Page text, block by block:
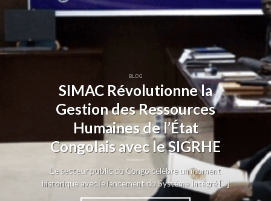
BLOG
SIMAC Révolutionne la
Gestion des Ressources
Humaines de l’État
Congolais avec le SIGRHE
Le secteur public du Congo célèbre un moment
historique avec le lancement du Système Intégré [...]